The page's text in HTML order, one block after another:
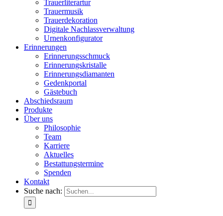
Trauerliterartur
Trauermusik
Trauerdekoration
Digitale Nachlassverwaltung
Urnenkonfigurator
Erinnerungen
Erinnerungsschmuck
Erinnerungskristalle
Erinnerungsdiamanten
Gedenkportal
Gästebuch
Abschiedsraum
Produkte
Über uns
Philosophie
Team
Karriere
Aktuelles
Bestattungstermine
Spenden
Kontakt
Suche nach: